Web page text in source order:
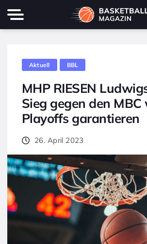
Aktuell BBL
MHP RIESEN
Sieg gegen den
Playoffs garantieren
26. April 2023